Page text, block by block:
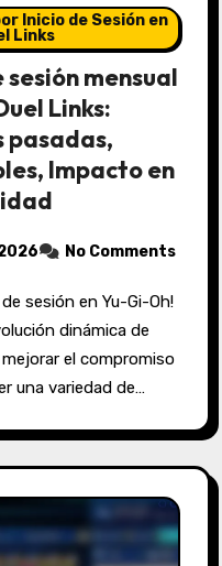
Inicio de Sesión en
Links
mensual
Links:
pasadas,
Impacto en
No Comments
dinámica de
el compromiso
una variedad de…